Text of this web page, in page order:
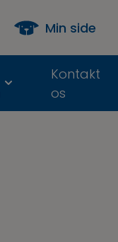
Min side
Kontakt
os